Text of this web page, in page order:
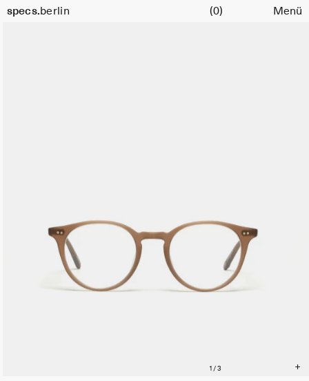
specs.berlin
Warenkorb (0) Menü